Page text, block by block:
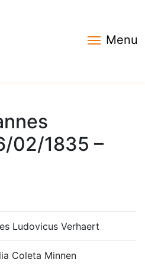
Menu
02/1835 –
Ludovicus Verhaert
Coleta Minnen